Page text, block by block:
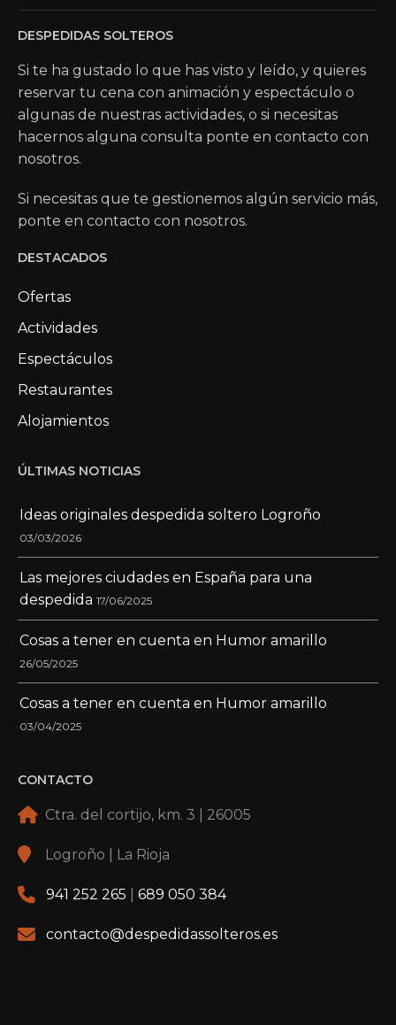
DESPEDIDAS SOLTEROS
Si te ha gustado lo que has visto y leído, y quieres
reservar tu cena con animación y espectáculo o
algunas de nuestras actividades, o si necesitas
hacernos alguna consulta ponte en contacto con
nosotros.
Si necesitas que te gestionemos algún servicio más,
ponte en contacto con nosotros.
DESTACADOS
Ofertas
Actividades
Espectáculos
Restaurantes
Alojamientos
ÚLTIMAS NOTICIAS
Ideas originales despedida soltero Logroño
03/03/2026
Las mejores ciudades en España para una
despedida 17/06/2025
Cosas a tener en cuenta en Humor amarillo
26/05/2025
Cosas a tener en cuenta en Humor amarillo
03/04/2025
CONTACTO
Ctra. del cortijo, km. 3 | 26005
Logroño | La Rioja
941 252 265 689 050 384
contacto@despedidassolteros.es